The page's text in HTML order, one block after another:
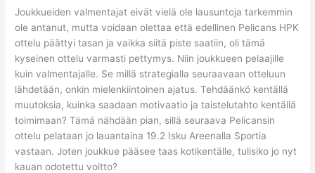
Joukkueiden valmentajat eivät vielä ole lausuntoja tarkemmin
ole antanut, mutta voidaan olettaa että edellinen Pelicans HPK
ottelu päättyi tasan ja vaikka siitä piste saatiin, oli tämä
kyseinen ottelu varmasti pettymys. Niin joukkueen pelaajille
kuin valmentajalle. Se millä strategialla seuraavaan otteluun
lähdetään, onkin mielenkiintoinen ajatus. Tehdäänkö kentällä
muutoksia, kuinka saadaan motivaatio ja taistelutahto kentällä
toimimaan? Tämä nähdään pian, sillä seuraava Pelicansin
ottelu pelataan jo lauantaina 19.2 Isku Areenalla Sportia
vastaan. Joten joukkue pääsee taas kotikentälle, tulisiko jo nyt
kauan odotettu voitto?